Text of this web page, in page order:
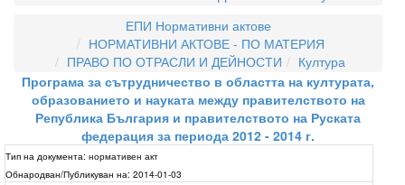
ЕПИ Нормативни актове
НОРМАТИВНИ АКТОВЕ - ПО МАТЕРИЯ
ПРАВО ПО ОТРАСЛИ И ДЕЙНОСТИ
Култура
Програма за сътрудничество в областта на културата,
образованието и науката между правителството на
Република България и правителството на Руската
федерация за периода 2012 - 2014 г.
Тип на документа: нормативен акт
Обнародван/Публикуван на: 2014-01-03